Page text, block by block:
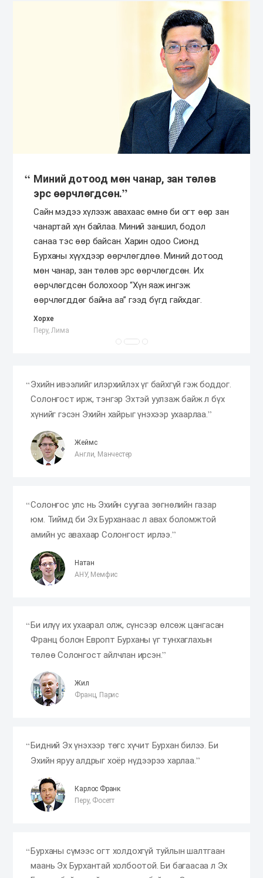
Миний дотоод мөн чанар, зан төлөв
эрс өөрчлөгдсөн.
Сайн мэдээ хүлээж авахаас өмнө би огт өөр зан
чанартай хүн байлаа. Миний заншил, бодол
санаа тэс өөр байсан. Харин одоо Сионд
Бурханы хүүхдээр өөрчлөгдлөө. Миний дотоод
мөн чанар, зан төлөв эрс өөрчлөгдсөн. Их
өөрчлөгдсөн болохоор “Хүн яаж ингэж
өөрчлөгддөг байна аа” гээд бүгд гайхдаг.
Хорхе
Перу, Лима
Эхийн ивээлийг илэрхийлэх үг байхгүй гэж боддог.
Солонгост ирж, тэнгэр Эхтэй уулзаж байж л бүх
хүнийг гэсэн Эхийн хайрыг үнэхээр ухаарлаа.
Жеймс
Англи, Манчестер
Солонгос улс нь Эхийн суугаа зөгнөлийн газар
юм. Тиймд би Эх Бурханаас л авах боломжтой
амийн ус авахаар Солонгост ирлээ.
Натан
АНУ, Мемфис
Би илүү их ухаарал олж, сүнсээр өлсөж цангасан
Франц болон Европт Бурханы үг тунхаглахын
төлөө Солонгост айлчлан ирсэн.
Жил
Франц, Парис
Бидний Эх үнэхээр төгс хүчит Бурхан билээ. Би
Эхийн яруу алдрыг хоёр нүдээрээ харлаа.
Карлос Франк
Перу, Фосетт
Бурханы сүмээс огт холдохгүй туйлын шалтгаан
маань Эх Бурхантай холбоотой. Би багаасаа л Эх